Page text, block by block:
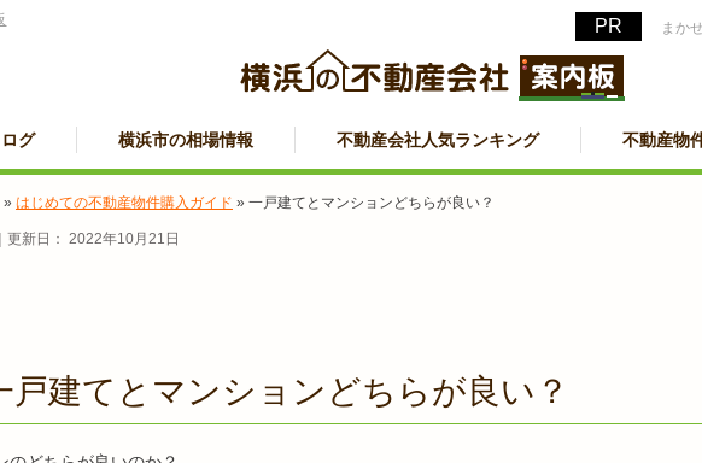
まか
グ 横浜市の相場情報 不動産会社人気ランキング 不動産物
» はじめての不動産物件購入ガイド » 一戸建てとマンションどちらが良い？
更新日： 2022年10月21日
戸建てとマンションどちらが良い？